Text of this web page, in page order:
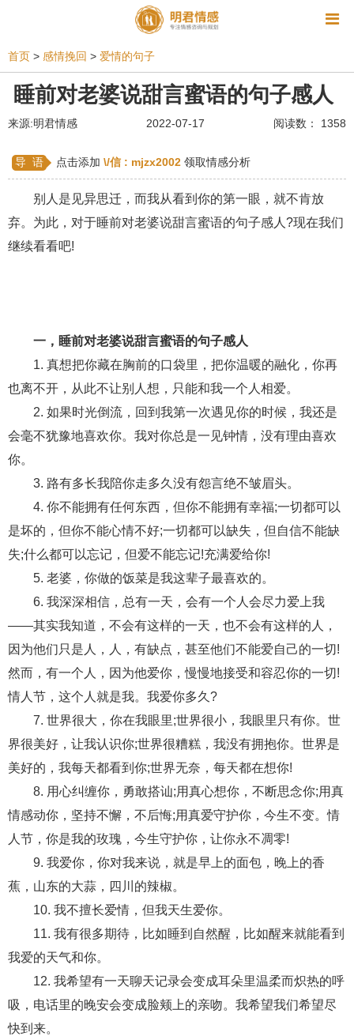
相亲 同性恋 恋爱技巧 挽回爱情
挽救婚姻 星座情感 离婚 心情
姻缘测试 分娩
水瓶座男生 摩羯座男生 射手座男生
天蝎座男生
不和 金牛座男生 白羊座男生
财产分割 外遇 分手 第三者
变心 感人 伤感 婚姻问题 脾气
十二生肖 分手复合 梦见 抽签算命
异地恋 明星 气质 美妆 情感挽回
化妆 挽留前任 避孕 挽回男友
挽回老公 产检 家庭暴力
经营婚姻 婚姻修复 孕早期 感情挽回
备孕 产后恢复 减肥 月子 婴儿辅食
产妇食谱 同性恋 交往 搭讪 光棍节
其他
首页 > 感情挽回 > 爱情的句子
睡前对老婆说甜言蜜语的句子感人
来源:明君情感 2022-07-17 阅读数： 1358
导 语 点击添加 \/信 : mjzx2002 领取情感分析
别人是见异思迁，而我从看到你的第一眼，就不肯放
弃。为此，对于睡前对老婆说甜言蜜语的句子感人?现在我们
继续看看吧!
一，睡前对老婆说甜言蜜语的句子感人
1. 真想把你藏在胸前的口袋里，把你温暖的融化，你再
也离不开，从此不让别人想，只能和我一个人相爱。
2. 如果时光倒流，回到我第一次遇见你的时候，我还是
会毫不犹豫地喜欢你。我对你总是一见钟情，没有理由喜欢
你。
3. 路有多长我陪你走多久没有怨言绝不皱眉头。
4. 你不能拥有任何东西，但你不能拥有幸福;一切都可以
是坏的，但你不能心情不好;一切都可以缺失，但自信不能缺
失;什么都可以忘记，但爱不能忘记!充满爱给你!
5. 老婆，你做的饭菜是我这辈子最喜欢的。
6. 我深深相信，总有一天，会有一个人会尽力爱上我
——其实我知道，不会有这样的一天，也不会有这样的人，
因为他们只是人，人，有缺点，甚至他们不能爱自己的一切!
然而，有一个人，因为他爱你，慢慢地接受和容忍你的一切!
情人节，这个人就是我。我爱你多久?
7. 世界很大，你在我眼里;世界很小，我眼里只有你。世
界很美好，让我认识你;世界很糟糕，我没有拥抱你。世界是
美好的，我每天都看到你;世界无奈，每天都在想你!
8. 用心纠缠你，勇敢搭讪;用真心想你，不断思念你;用真
情感动你，坚持不懈，不后悔;用真爱守护你，今生不变。情
人节，你是我的玫瑰，今生守护你，让你永不凋零!
9. 我爱你，你对我来说，就是早上的面包，晚上的香
蕉，山东的大蒜，四川的辣椒。
10. 我不擅长爱情，但我天生爱你。
11. 我有很多期待，比如睡到自然醒，比如醒来就能看到
我爱的天气和你。
12. 我希望有一天聊天记录会变成耳朵里温柔而炽热的呼
吸，电话里的晚安会变成脸颊上的亲吻。我希望我们希望尽
快到来。